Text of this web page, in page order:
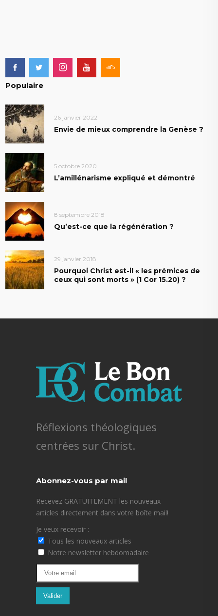
Populaire
26 janvier 2022
Envie de mieux comprendre la Genèse ?
5 octobre 2020
L’amillénarisme expliqué et démontré
8 septembre 2018
Qu’est-ce que la régénération ?
29 janvier 2018
Pourquoi Christ est-il « les prémices de
ceux qui sont morts » (1 Cor 15.20) ?
Réflexions théologiques
centrées sur Christ.
Abonnez-vous par mail
Recevez GRATUITEMENT les nouveaux
articles directement dans votre boîte mail!
Je veux recevoir :
Tous les nouveaux articles
Notre newsletter hebdomadaire